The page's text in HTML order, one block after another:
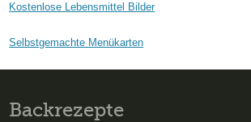
Kostenlose Lebensmittel Bilder
Selbstgemachte Menükarten
Backrezepte